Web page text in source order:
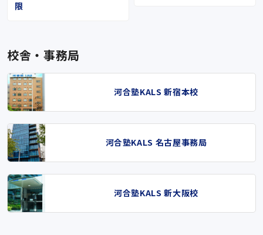
限
校舎・事務局
河合塾KALS 新宿本校
河合塾KALS 名古屋事務局
河合塾KALS 新大阪校